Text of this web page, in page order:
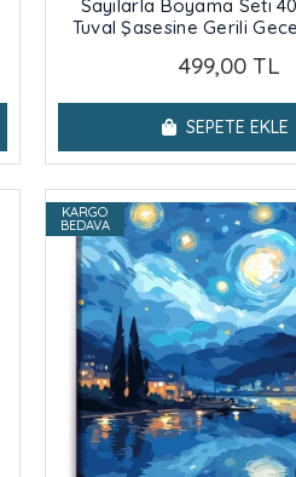
Sayılarla Boyama Seti
Tuval Şasesine Gerili
499,00 TL
SEPETE EKLE
KARGO
BEDAVA